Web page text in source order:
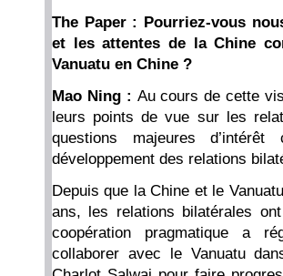
The Paper : Pourriez-vous
et les attentes de la Chine
Vanuatu en Chine ?
Mao Ning : Au cours de cette
leurs points de vue sur les
questions majeures
développement des relations
Depuis que la Chine et le
ans, les relations bilatérales
coopération pragmatique a
collaborer avec le Vanuatu